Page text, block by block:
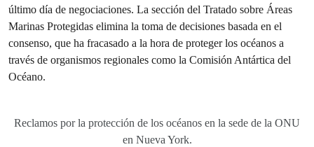
último día de negociaciones. La sección del Tratado sobre Áreas
Marinas Protegidas elimina la toma de decisiones basada en el
consenso, que ha fracasado a la hora de proteger los océanos a
través de organismos regionales como la Comisión Antártica del
Océano.
Reclamos por la protección de los océanos en la sede de la ONU
en Nueva York.